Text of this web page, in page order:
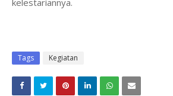
kelestariannya.
Tags Kegiatan